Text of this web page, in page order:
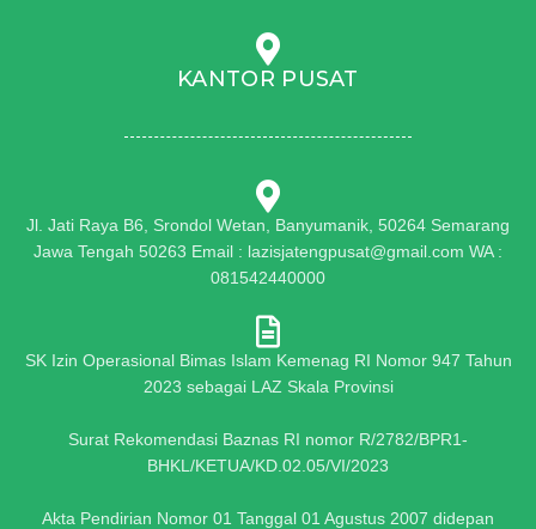
KANTOR PUSAT
Jl. Jati Raya B6, Srondol Wetan, Banyumanik, 50264 Semarang
Jawa Tengah 50263 Email : lazisjatengpusat@gmail.com WA :
081542440000
SK Izin Operasional Bimas Islam Kemenag RI Nomor 947 Tahun
2023 sebagai LAZ Skala Provinsi
Surat Rekomendasi Baznas RI nomor R/2782/BPR1-
BHKL/KETUA/KD.02.05/VI/2023
Akta Pendirian Nomor 01 Tanggal 01 Agustus 2007 didepan